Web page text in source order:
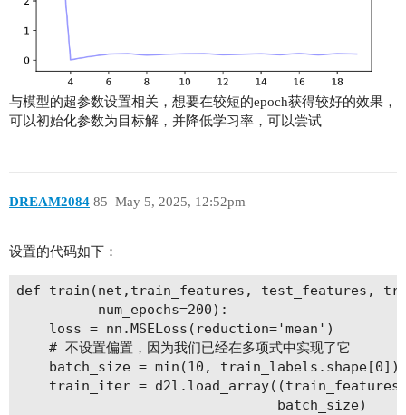
与模型的超参数设置相关，想要在较短的epoch获得较好的效果，
可以初始化参数为目标解，并降低学习率，可以尝试
DREAM2084 May 5, 2025, 12:52pm
85
设置的代码如下：
def train(net,train_features, test_features,
          num_epochs=200):
    loss = nn.MSELoss(reduction='mean')
    # 不设置偏置，因为我们已经在多项式中实现了它
    batch_size = min(10, train_labels.shape[0])
train_iter =
                                batch_size)